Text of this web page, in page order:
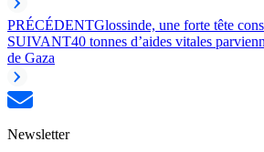
PRÉCÉDENTGlossinde, une forte tête
SUIVANT40 tonnes d’aides vitales
de Gaza
Newsletter